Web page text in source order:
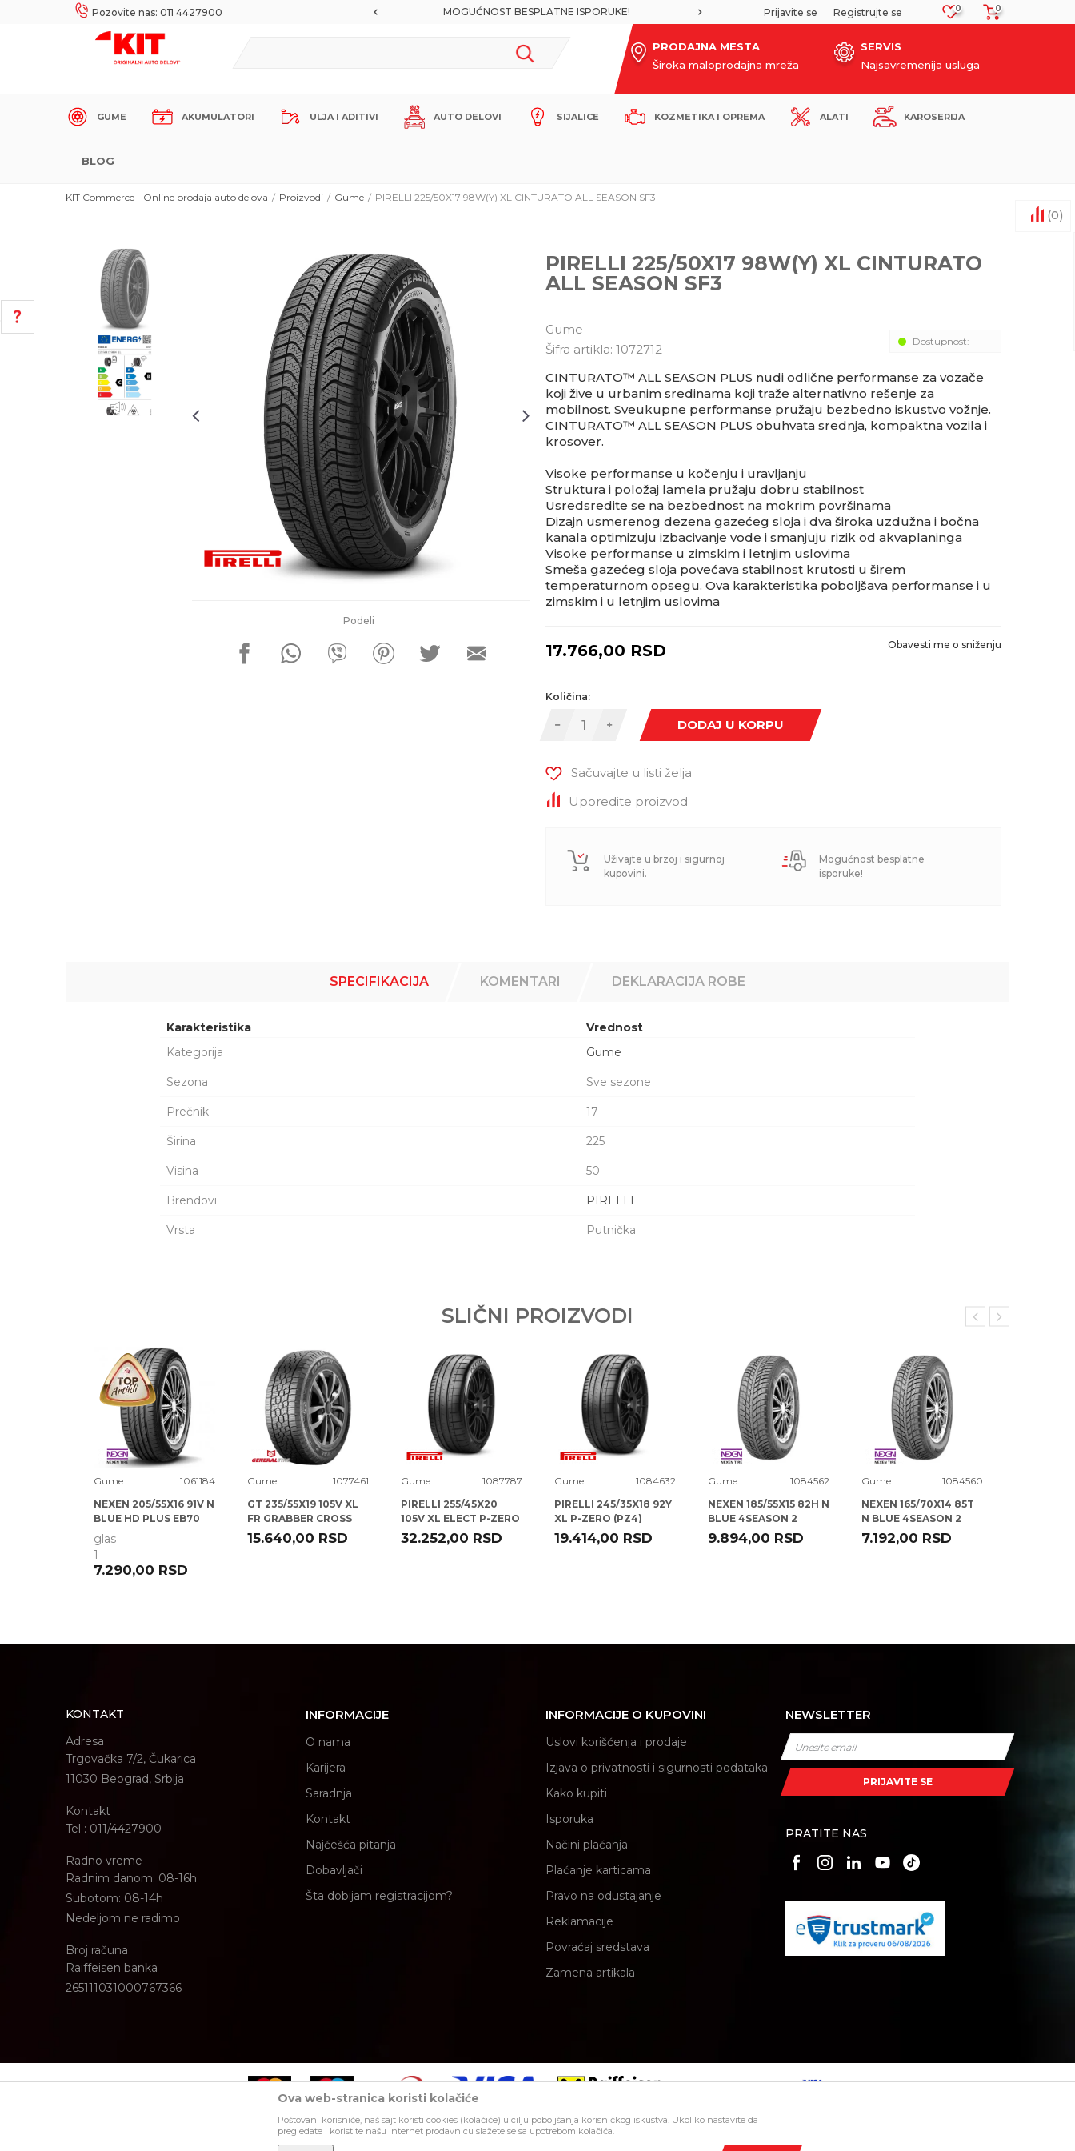
Pozovite nas: 011 4427900
SIGURNO PLAĆANJE PLATNIM KARTICAMA! MOGUĆNOST BESPLATNE ISPORUKE! SIGURNO PLAĆANJE PLATNIM KARTICAMA! 0
0
Prijavite se Registrujte se
PRODAJNA MESTA
Široka maloprodajna mreža
SERVIS
Najsavremenija usluga
GUME AKUMULATORI ULJA I ADITIVI AUTO DELOVI SIJALICE KOZMETIKA I OPREMA ALATI KAROSERIJA
BLOG
KIT Commerce - Online prodaja auto delova Proizvodi Gume PIRELLI 225/50X17 98W(Y) XL CINTURATO ALL SEASON SF3
Podeli
PIRELLI 225/50X17 98W(Y) XL CINTURATO
ALL SEASON SF3
Gume
Šifra artikla: 1072712
Dostupnost:
CINTURATO™ ALL SEASON PLUS nudi odlične performanse za vozače
koji žive u urbanim sredinama koji traže alternativno rešenje za
mobilnost. Sveukupne performanse pružaju bezbedno iskustvo vožnje.
CINTURATO™ ALL SEASON PLUS obuhvata srednja, kompaktna vozila i
krosover.
Visoke performanse u kočenju i uravljanju
Struktura i položaj lamela pružaju dobru stabilnost
Usredsredite se na bezbednost na mokrim površinama
Dizajn usmerenog dezena gazećeg sloja i dva široka uzdužna i bočna
kanala optimizuju izbacivanje vode i smanjuju rizik od akvaplaninga
Visoke performanse u zimskim i letnjim uslovima
Smeša gazećeg sloja povećava stabilnost krutosti u širem
temperaturnom opsegu. Ova karakteristika poboljšava performanse i u
zimskim i u letnjim uslovima
17.766,00 RSD Obavesti me o sniženju
Količina:
DODAJ U KORPU
Sačuvajte u listi želja
Uporedite proizvod
Uživajte u brzoj i sigurnoj
kupovini.
Mogućnost besplatne
isporuke!
POMOĆ PRI KUPOVINI
Za više informacija, pomoć i
porudžbine
011 4427900
SPECIFIKACIJA KOMENTARI DEKLARACIJA ROBE
Karakteristika
Vrednost
Kategorija
Gume
Sezona Sve sezone
Prečnik 17
Širina 225
Visina 50
Brendovi PIRELLI
Vrsta Putnička
Uvoznik:
KIT COMMERCE D.O.O.
EAN kod:
8019227309072
Prava
potrošača:
Zagarantovana sva prava kupaca po osnovu zakona o zaštiti
potrošača
SLIČNI PROIZVODI
Gume
1061184
NEXEN 205/55X16 91V N
BLUE HD PLUS EB70
glas
1
7.290,00 RSD
Gume
1077461
GT 235/55X19 105V XL
FR GRABBER CROSS
A/S
15.640,00 RSD
Gume
1087787
PIRELLI 255/45X20
105V XL ELECT P-ZERO
(PZ4) (KS)
32.252,00 RSD
Gume
1084632
PIRELLI 245/35X18 92Y
XL P-ZERO (PZ4)
19.414,00 RSD
Gume
1084562
NEXEN 185/55X15 82H N
BLUE 4SEASON 2
9.894,00 RSD
Gume
1084560
NEXEN 165/70X14 85T
N BLUE 4SEASON 2
7.192,00 RSD
(0)
KONTAKT
Adresa
Trgovačka 7/2, Čukarica
11030 Beograd, Srbija
Kontakt
Tel : 011/4427900
Radno vreme
Radnim danom: 08-16h
Subotom: 08-14h
Nedeljom ne radimo
Broj računa
Raiffeisen banka
265111031000767366
INFORMACIJE
O nama
Karijera
Saradnja
Kontakt
Najčešća pitanja
Dobavljači
Šta dobijam registracijom?
INFORMACIJE O KUPOVINI
Uslovi korišćenja i prodaje
Izjava o privatnosti i sigurnosti podataka
Kako kupiti
Isporuka
Načini plaćanja
Plaćanje karticama
Pravo na odustajanje
Reklamacije
Povraćaj sredstava
Zamena artikala
NEWSLETTER
PRIJAVITE SE
PRATITE NAS
Nastojimo da budemo što precizniji u opisu proizvoda, prikazu slika i samih cena, ali ne možemo garantovati da su sve informacije kompletne i bez grešaka. Svi artikli prikazani na sajtu su deo naše ponude
i ne podrazumeva da su dostupni u svakom trenutku. Sve cene na sajtu su izražene sa PDV-om. Raspoloživost robe možete proveriti besplatnim pozivom Call Centra na 011 4427-900.
Ova web-stranica koristi kolačiće
Poštovani korisniče, naš sajt koristi cookies (kolačiće) u cilju poboljšanja korisničkog iskustva. Ukoliko nastavite da
pregledate i koristite našu Internet prodavnicu slažete se sa upotrebom kolačića.